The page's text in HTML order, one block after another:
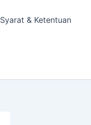
Syarat & Ketentuan